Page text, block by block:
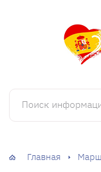
Поиск информации об
Главная